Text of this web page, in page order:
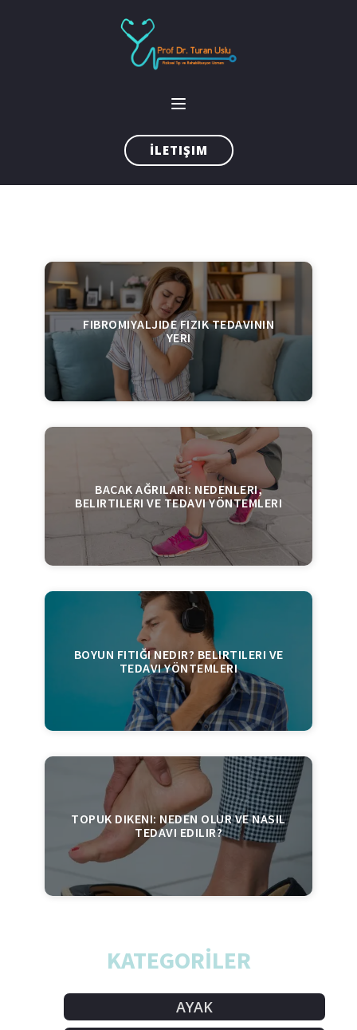
İLETIŞIM
FIBROMIYALJIDE FIZIK TEDAVININ
YERI
BACAK AĞRILARI: NEDENLERI,
BELIRTILERI VE TEDAVI YÖNTEMLERI
BOYUN FITIĞI NEDIR? BELIRTILERI VE
TEDAVI YÖNTEMLERI
TOPUK DIKENI: NEDEN OLUR VE NASIL
TEDAVI EDILIR?
KATEGORİLER
AYAK